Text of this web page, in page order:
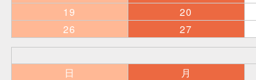
19
20
26
27
日
月